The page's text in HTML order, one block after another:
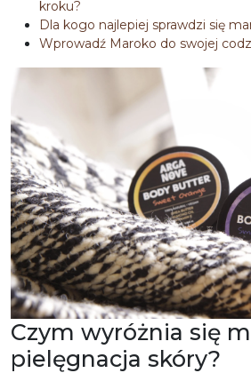
kroku?
Dla kogo najlepiej sprawdzi się
Wprowadź Maroko do swojej
Czym wyróżnia się
pielęgnacja skóry?